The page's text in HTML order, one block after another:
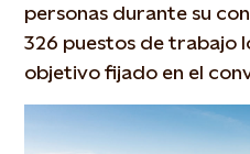
personas durante su
326 puestos de trabajo
objetivo fijado en el